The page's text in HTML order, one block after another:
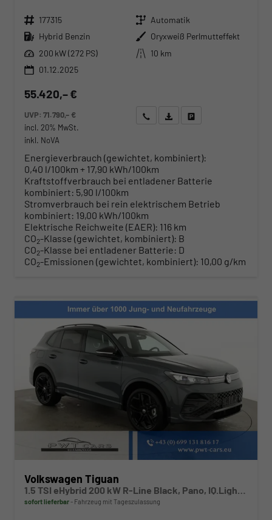
Fahrzeugnr. 177315 Getriebe Automatik
Kraftstoff Hybrid Benzin Außenfarbe Oryxweiß Perlmutteffekt
Leistung 200 kW (272 PS) Kilometerstand
10 km
01.12.2025
55.420,– €
UVP:71.790,– €
incl. 20% MwSt.
inkl. NoVA
Wir rufen Sie anAngebot drucken (PDF)
Energieverbrauch (gewichtet, kombiniert):
0,40 l/100km + 17,90 kWh/100km
Kraftstoffverbrauch bei entladener Batterie
kombiniert: 5,90 l/100km
Stromverbrauch bei rein elektrischem Betrieb
kombiniert: 19,00 kWh/100km
Elektrische Reichweite (EAER): 116 km
CO2-Klasse (gewichtet, kombiniert): B
CO2-Klasse bei entladener Batterie: D
CO2-Emissionen (gewichtet, kombiniert): 10,00 g/km
Volkswagen Tiguan
1.5 TSI eHybrid 200 kW R-Line Black, Pano, IQ.Light, 20-Zoll, AHK, AreaView
sofort lieferbar Fahrzeug mit Tageszulassung